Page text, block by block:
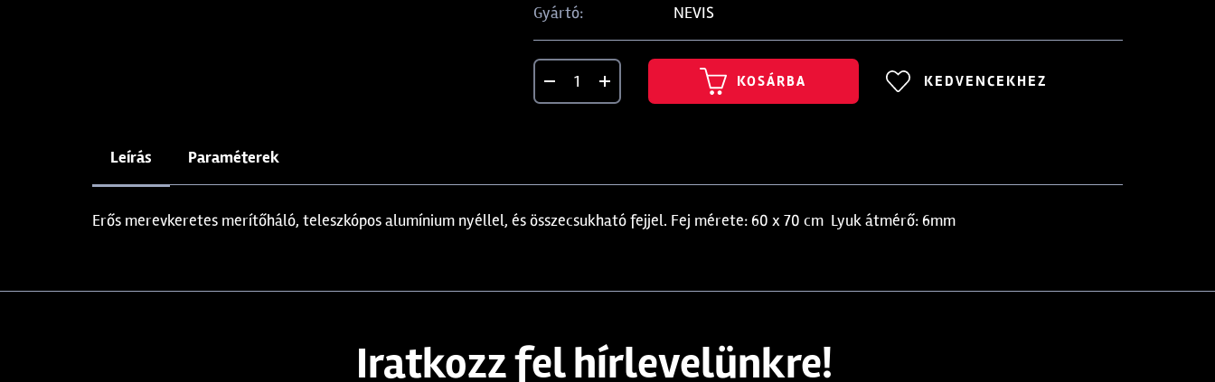
Gyártó:
NEVIS
KOSÁRBA KEDVENCEKHEZ
Leírás Paraméterek
Erős merevkeretes merítőháló, teleszkópos alumínium nyéllel, és összecsukható fejjel. Fej mérete: 60 x 70 cm Lyuk átmérő: 6mm
Iratkozz fel hírlevelünkre!